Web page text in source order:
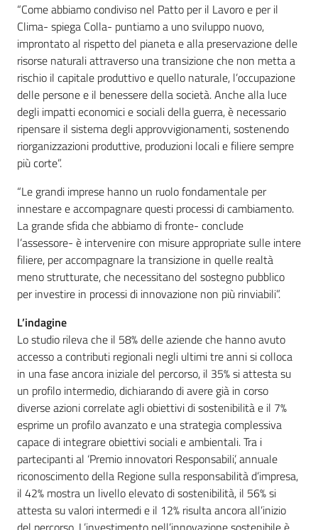
“Come abbiamo condiviso nel Patto per il Lavoro e per il
Clima- spiega Colla- puntiamo a uno sviluppo nuovo,
improntato al rispetto del pianeta e alla preservazione delle
risorse naturali attraverso una transizione che non metta a
rischio il capitale produttivo e quello naturale, l’occupazione
delle persone e il benessere della società. Anche alla luce
degli impatti economici e sociali della guerra, è necessario
ripensare il sistema degli approvvigionamenti, sostenendo
riorganizzazioni produttive, produzioni locali e filiere sempre
più corte”.
“Le grandi imprese hanno un ruolo fondamentale per
innestare e accompagnare questi processi di cambiamento.
La grande sfida che abbiamo di fronte- conclude
l’assessore- è intervenire con misure appropriate sulle intere
filiere, per accompagnare la transizione in quelle realtà
meno strutturate, che necessitano del sostegno pubblico
per investire in processi di innovazione non più rinviabili”.
L’indagine
Lo studio rileva che il 58% delle aziende che hanno avuto
accesso a contributi regionali negli ultimi tre anni si colloca
in una fase ancora iniziale del percorso, il 35% si attesta su
un profilo intermedio, dichiarando di avere già in corso
diverse azioni correlate agli obiettivi di sostenibilità e il 7%
esprime un profilo avanzato e una strategia complessiva
capace di integrare obiettivi sociali e ambientali. Tra i
partecipanti al ‘Premio innovatori Responsabili’, annuale
riconoscimento della Regione sulla responsabilità d’impresa,
il 42% mostra un livello elevato di sostenibilità, il 56% si
attesta su valori intermedi e il 12% risulta ancora all’inizio